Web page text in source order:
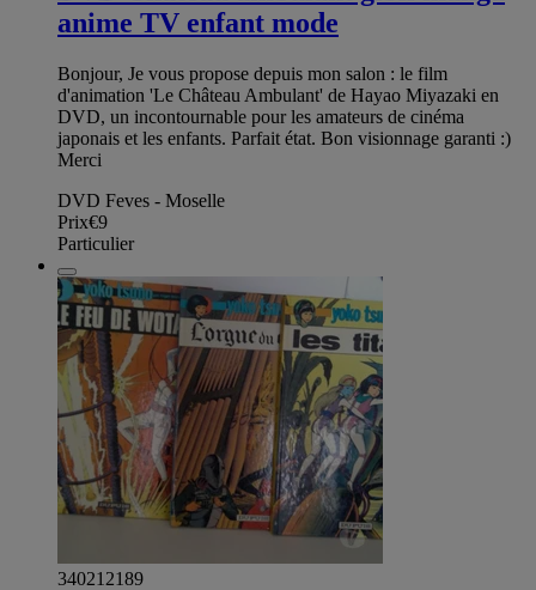
anime TV enfant mode
Bonjour, Je vous propose depuis mon salon : le film
d'animation 'Le Château Ambulant' de Hayao Miyazaki en
DVD, un incontournable pour les amateurs de cinéma
japonais et les enfants. Parfait état. Bon visionnage garanti :)
Merci
DVD Feves - Moselle
Prix€9
Particulier
340212189